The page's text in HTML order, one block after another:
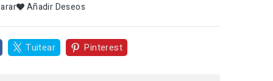
Añadir Deseos
Tuitear Pinterest